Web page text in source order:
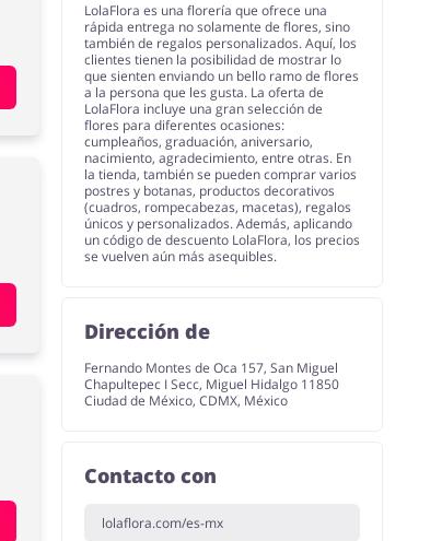
LolaFlora es una florería que ofrece una
rápida entrega no solamente de flores, sino
también de regalos personalizados. Aquí, los
clientes tienen la posibilidad de mostrar lo
que sienten enviando un bello ramo de flores
a la persona que les gusta. La oferta de
LolaFlora incluye una gran selección de
flores para diferentes ocasiones:
cumpleaños, graduación, aniversario,
nacimiento, agradecimiento, entre otras. En
la tienda, también se pueden comprar varios
postres y botanas, productos decorativos
(cuadros, rompecabezas, macetas), regalos
únicos y personalizados. Además, aplicando
un código de descuento LolaFlora, los precios
se vuelven aún más asequibles.
Dirección de
Fernando Montes de Oca 157, San Miguel
Chapultepec I Secc, Miguel Hidalgo 11850
Ciudad de México, CDMX, México
Contacto con
lolaflora.com/es-mx